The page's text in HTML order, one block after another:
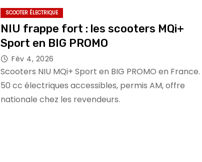
SCOOTER ÉLECTRIQUE
NIU frappe fort : les scooters MQi+
Sport en BIG PROMO
Fév 4, 2026
Scooters NIU MQi+ Sport en BIG PROMO en France.
50 cc électriques accessibles, permis AM, offre
nationale chez les revendeurs.